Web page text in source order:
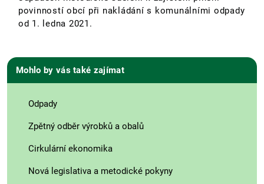
povinností obcí při nakládání s komunálními odpady
od 1. ledna 2021.
Mohlo by vás také zajímat
Odpady
Zpětný odběr výrobků a obalů
Cirkulární ekonomika
Nová legislativa a metodické pokyny